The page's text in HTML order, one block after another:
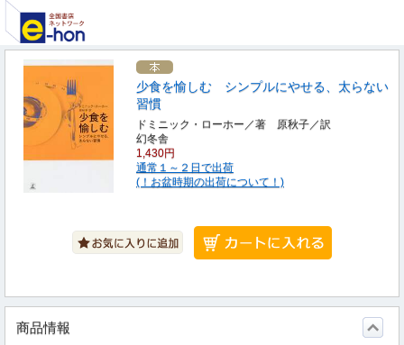
少食を愉しむ シンプルにやせる、太らない
習慣
ドミニック・ローホー／著 原秋子／訳
幻冬舎
1,430円
通常１～２日で出荷
(！お盆時期の出荷について！)
商品情報